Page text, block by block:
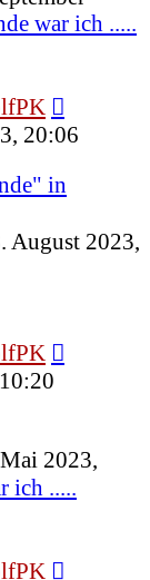
war ich .....
20:06
in
August 2023,
2023,
ich .....